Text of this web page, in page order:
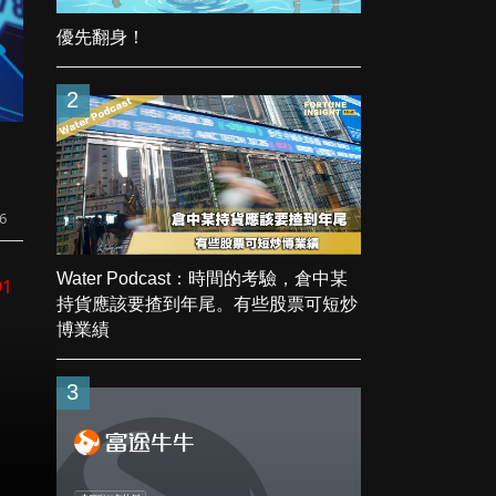
優先翻身！
2
Water Podcast：時間的考驗，倉中某
持貨應該要揸到年尾。有些股票可短炒
博業績
3